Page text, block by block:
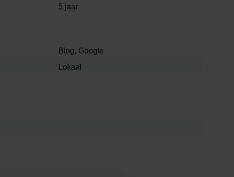
5 jaar
Bing, Google
Lokaal